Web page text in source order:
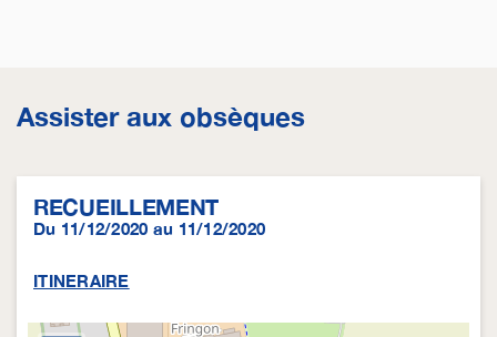
Assister aux obsèques
RECUEILLEMENT
Du 11/12/2020 au 11/12/2020
ITINERAIRE